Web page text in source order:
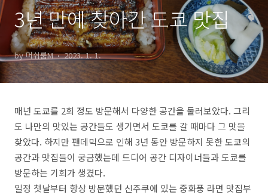
3년 만에 찾아간 도쿄 맛집
by 머쉬룸M 2023. 1. 1.
매년 도쿄를 2회 정도 방문해서 다양한 공간을 둘러보았다. 그리
도 나만의 맛있는 공간들도 생기면서 도쿄를 갈 때마다 그 맛을
찾았다. 하지만 팬데믹으로 인해 3년 동안 방문하지 못한 도쿄의
공간과 맛집들이 궁금했는데 드디어 공간 디자이너들과 도쿄를
방문하는 기회가 생겼다.
일정 첫날부터 항상 방문했던 신주쿠에 있는 중화풍 라면 맛집부